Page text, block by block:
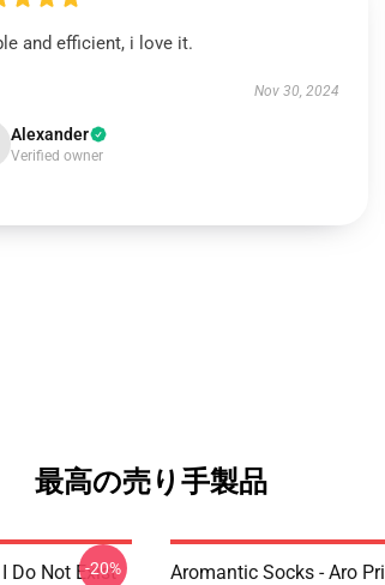
and efficient, i love it.
Nov 30, 2024
Alexander
Verified owner
最高の売り手製品
Do Not Exist
-20%
Aromantic Socks - Aro